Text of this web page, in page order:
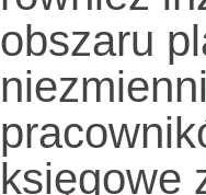
obszaru
księgowe